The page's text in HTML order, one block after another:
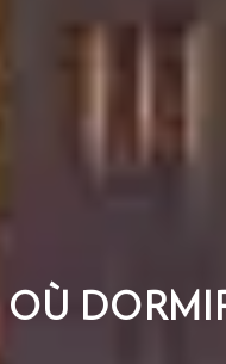
OÙ